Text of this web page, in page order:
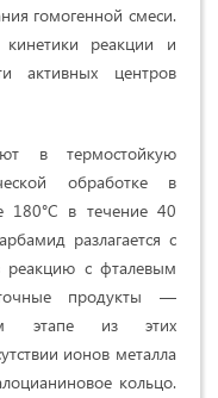
гомогенной смеси.
реакции и
активных центров
в термостойкую
обработке в
180°C в течение 40
разлагается с
реакцию с фталевым
продукты —
этапе из этих
ионов металла
кольцо.